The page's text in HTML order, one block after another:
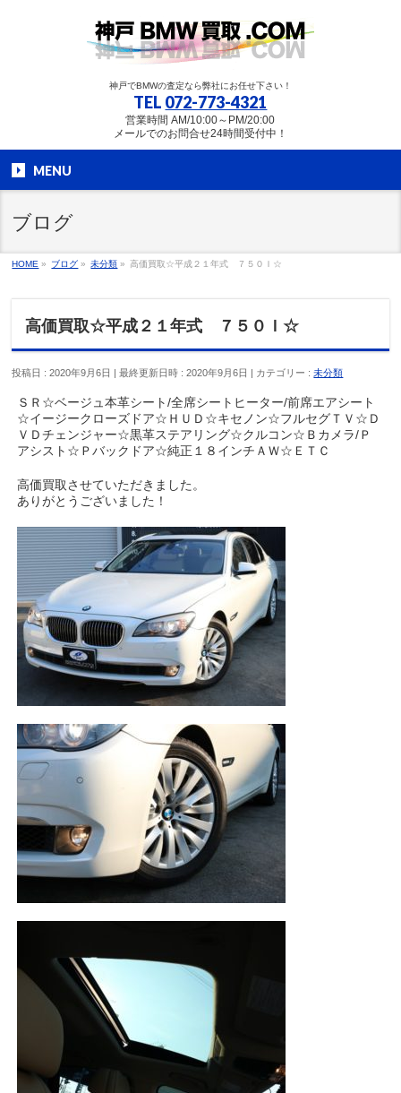
神戸でBMWの査定なら弊社にお任せ下さい！
TEL 072-773-4321
営業時間 AM/10:00～PM/20:00
メールでのお問合せ24時間受付中！
MENU
ブログ
HOME » ブログ » 未分類 » 高価買取☆平成２１年式 ７５０Ｉ☆
高価買取☆平成２１年式 ７５０Ｉ☆
投稿日 : 2020年9月6日 最終更新日時 : 2020年9月6日 カテゴリー :未分類
ＳＲ☆ベージュ本革シート/全席シートヒーター/前席エアシート
☆イージークローズドア☆ＨＵＤ☆キセノン☆フルセグＴＶ☆Ｄ
ＶＤチェンジャー☆黒革ステアリング☆クルコン☆Ｂカメラ/Ｐ
アシスト☆Ｐバックドア☆純正１８インチＡＷ☆ＥＴＣ
高価買取させていただきました。
ありがとうございました！